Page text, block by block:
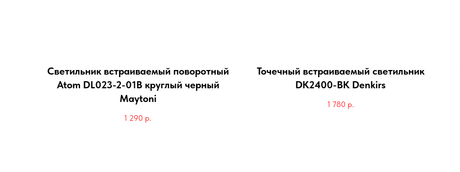
Светильник встраиваемый поворотный
Atom DL023-2-01B круглый черный
Maytoni
1 290 р.
Точечный встраиваемый светильник
DK2400-BK Denkirs
1 780 р.